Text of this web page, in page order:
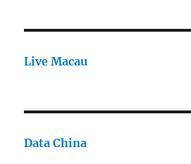
Live Macau
Data China